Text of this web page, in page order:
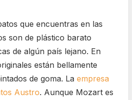
que encuentras en las
son de plástico barato
de algún país lejano. En
están bellamente
de goma. La empresa
Austro. Aunque Mozart es